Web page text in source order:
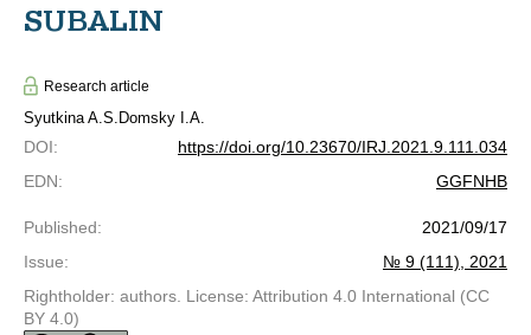
SUBALIN
Research article
Syutkina A.S. Domsky I.A.
DOI:
https://doi.org/10.23670/IRJ.2021.9.111.034
EDN: GGFNHB
Published:
2021/09/17
Issue:
№ 9 (111), 2021
Rightholder: authors. License: Attribution 4.0 International (CC
BY 4.0)